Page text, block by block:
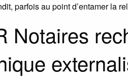
parfois au point d’entamer la
Notaires